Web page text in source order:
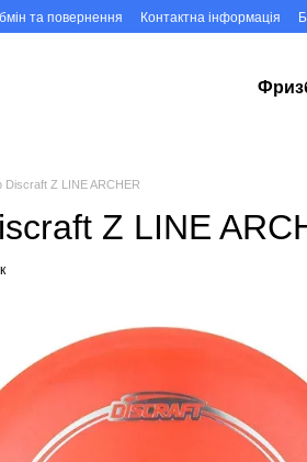
та повернення Контактна інформація
Discraft Z LINE ARCHER
Z LINE